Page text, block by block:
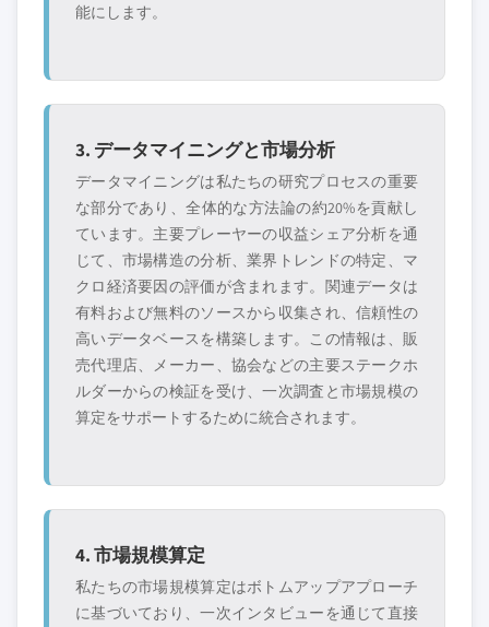
能にします。
3. データマイニングと市場分析
データマイニングは私たちの研究プロセスの重要
な部分であり、全体的な方法論の約20%を貢献し
ています。主要プレーヤーの収益シェア分析を通
じて、市場構造の分析、業界トレンドの特定、マ
クロ経済要因の評価が含まれます。関連データは
有料および無料のソースから収集され、信頼性の
高いデータベースを構築します。この情報は、販
売代理店、メーカー、協会などの主要ステークホ
ルダーからの検証を受け、一次調査と市場規模の
算定をサポートするために統合されます。
4. 市場規模算定
私たちの市場規模算定はボトムアップアプローチ
に基づいており、一次インタビューを通じて直接